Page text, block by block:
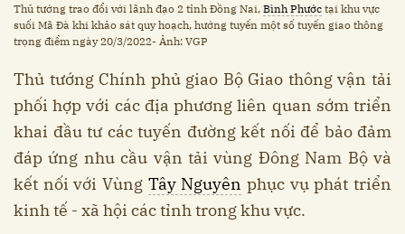
Thủ tướng trao đổi với lãnh đạo 2 tỉnh Đồng Nai, Bình Phước tại khu vực
suối Mã Đà khi khảo sát quy hoạch, hướng tuyến một số tuyến giao thông
trọng điểm ngày 20/3/2022- Ảnh: VGP
Thủ tướng Chính phủ giao Bộ Giao thông vận tải
phối hợp với các địa phương liên quan sớm triển
khai đầu tư các tuyến đường kết nối để bảo đảm
đáp ứng nhu cầu vận tải vùng Đông Nam Bộ và
kết nối với Vùng Tây Nguyên phục vụ phát triển
kinh tế - xã hội các tỉnh trong khu vực.